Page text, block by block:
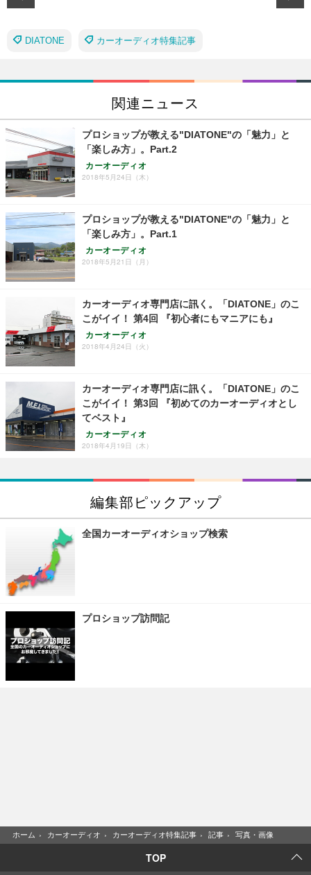
DIATONE カーオーディオ特集記事
関連ニュース
プロショップが教える"DIATONE"の「魅力」と
「楽しみ方」。Part.2
カーオーディオ
2018年5月24日（木）
プロショップが教える"DIATONE"の「魅力」と
「楽しみ方」。Part.1
カーオーディオ
2018年5月21日（月）
カーオーディオ専門店に訊く。「DIATONE」のこ
こがイイ！ 第4回 『初心者にもマニアにも』
カーオーディオ
2018年4月24日（火）
カーオーディオ専門店に訊く。「DIATONE」のこ
こがイイ！ 第3回 『初めてのカーオーディオとし
てベスト』
カーオーディオ
2018年4月19日（木）
編集部ピックアップ
全国カーオーディオショップ検索
プロショップ訪問記
ホーム › カーオーディオ › カーオーディオ特集記事 › 記事 › 写真・画像
TOP